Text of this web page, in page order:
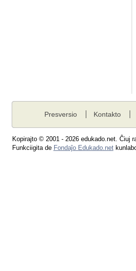
Presversio Kontakto
Kopirajto © 2001 - 2026 edukado.net. Ĉiuj
Funkciigita de Fondaĵo Edukado.net